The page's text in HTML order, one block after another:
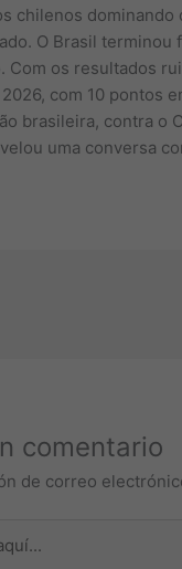
chilenos
O Brasil terminou
Com os resultados
com 10 pontos
brasileira, contra o
uma conversa
comentario
de correo